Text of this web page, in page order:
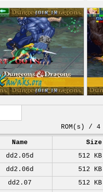
ROM(s) / 4
Name
Size
dd2.05d
512 KB
dd2.06d
512 KB
dd2.07
512 KB